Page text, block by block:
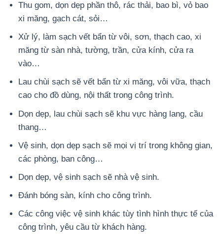
Thu gom, dọn dẹp phần thô, rác thải, bao bì, vỏ bao
xi măng, gạch cát, sỏi…
Xử lý, làm sạch vết bẩn từ vôi, sơn, thạch cao, xi
măng từ sàn nhà, tường, trần, cửa kính, cửa ra
vào…
Lau chùi sạch sẽ vết bẩn từ xi măng, vôi vữa, thạch
cao cho đồ dùng, nội thất trong công trình.
Dọn dẹp, lau chùi sạch sẽ khu vực hàng lang, cầu
thang…
Vệ sinh, dọn dẹp sạch sẽ mọi vị trí trong không gian,
các phòng, ban công…
Dọn dẹp, vệ sinh sạch sẽ nhà vệ sinh.
Đánh bóng sàn, kính cho công trình.
Các công việc vệ sinh khác tùy tình hình thực tế của
công trình, yêu cầu từ khách hàng.